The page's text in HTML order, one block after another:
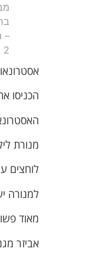
הכניסו
מנורת
לוחצים
למנורה
מאוד
אביזר